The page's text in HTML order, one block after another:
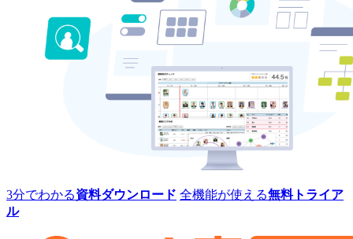
人
3分でわかる資料ダウンロード 全機能が使える無料トライア
ル